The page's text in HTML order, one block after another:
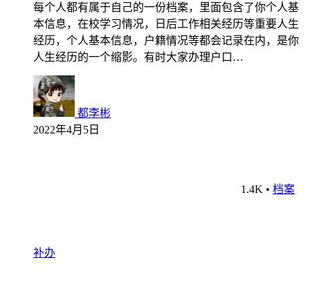
每个人都有属于自己的一份档案，里面包含了你个人基
本信息，在校学习情况，日后工作相关经历等重要人生
经历，个人基本信息，户籍情况等都会记录在内，是你
人生经历的一个缩影。有时大家办理户口…
都李彬
2022年4月5日
1.4K • 档案
补办